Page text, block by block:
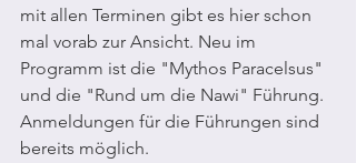
mit allen Terminen gibt es hier schon
mal vorab zur Ansicht. Neu im
Programm ist die "Mythos Paracelsus"
und die "Rund um die Nawi" Führung.
Anmeldungen für die Führungen sind
bereits möglich.